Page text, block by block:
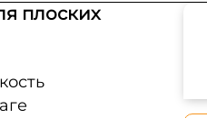
плоских